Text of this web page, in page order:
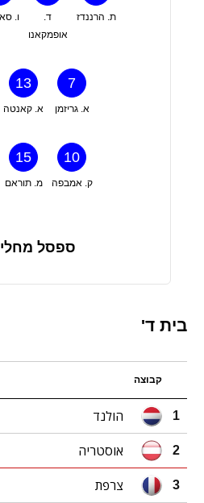
ו.
ד.
אופמקאנו
ת. הרננדז
13
א. קאנטה
7
א. גריזמן
15
מ. תוראם
10
ק. אמבפה
ספסל
בית ד'
קבוצה
1 הולנד
2 אוסטריה
3 צרפת